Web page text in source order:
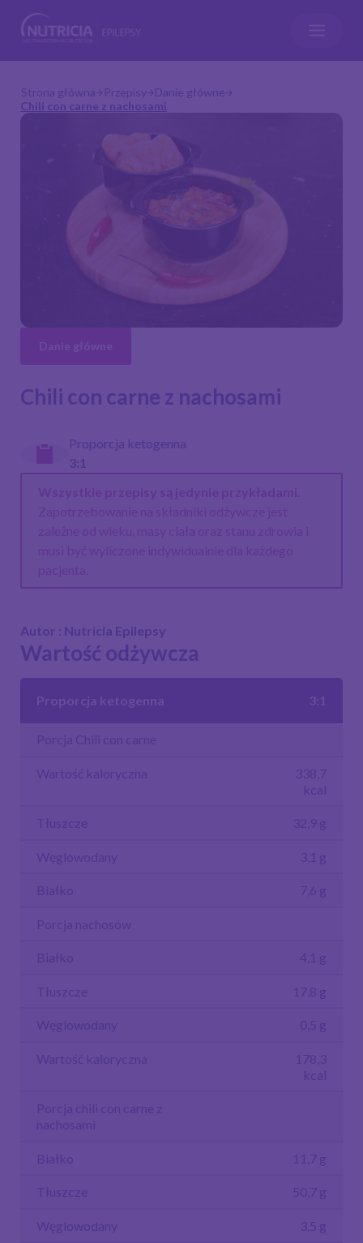
Strona główna Przepisy
Danie główne
Chili con carne z nachosami
Danie główne
Chili con carne z nachosami
Proporcja ketogenna
3:1
Wszystkie przepisy są jedynie przykładami.
Zapotrzebowanie na składniki odżywcze jest
zależne od wieku, masy ciała oraz stanu zdrowia i
musi być wyliczone indywidualnie dla każdego
pacjenta.
Wartość odżywcza
Proporcja ketogenna 3:1
Porcja Chili con carne
Wartość kaloryczna
338,7
kcal
Tłuszcze 32,9 g
Węglowodany 3,1 g
Białko 7,6 g
Porcja nachosów
Białko 4,1 g
Tłuszcze 17,8 g
Węglowodany 0,5 g
Wartość kaloryczna
178,3
kcal
Porcja chili con carne z
nachosami
Białko 11,7 g
Tłuszcze 50,7 g
Węglowodany 3,5 g
Autor : Nutricia Epilepsy